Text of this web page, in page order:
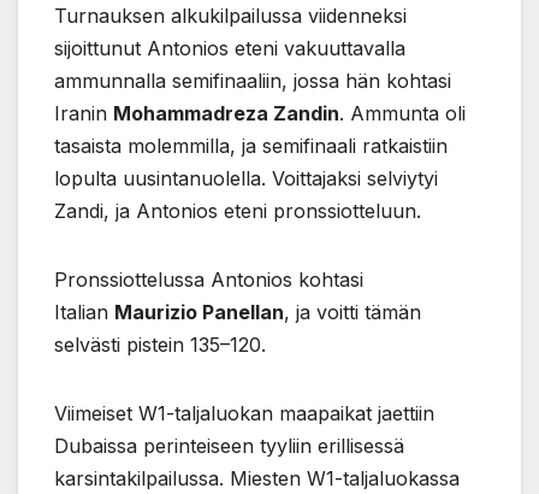
Turnauksen alkukilpailussa viidenneksi
sijoittunut Antonios eteni vakuuttavalla
ammunnalla semifinaaliin, jossa hän kohtasi
Iranin Mohammadreza Zandin. Ammunta oli
tasaista molemmilla, ja semifinaali ratkaistiin
lopulta uusintanuolella. Voittajaksi selviytyi
Zandi, ja Antonios eteni pronssiotteluun.
Pronssiottelussa Antonios kohtasi
Italian Maurizio Panellan, ja voitti tämän
selvästi pistein 135–120.
Viimeiset W1-taljaluokan maapaikat jaettiin
Dubaissa perinteiseen tyyliin erillisessä
karsintakilpailussa. Miesten W1-taljaluokassa